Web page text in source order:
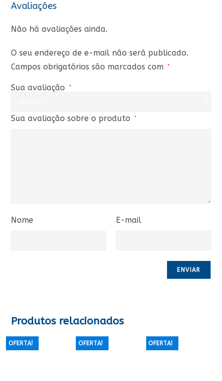
Avaliações
Não há avaliações ainda.
O seu endereço de e-mail não será publicado.
Campos obrigatórios são marcados com
*
Sua avaliação *
Sua avaliação sobre o produto *
Nome E-mail
Produtos relacionados
OFERTA! OFERTA! OFERTA!